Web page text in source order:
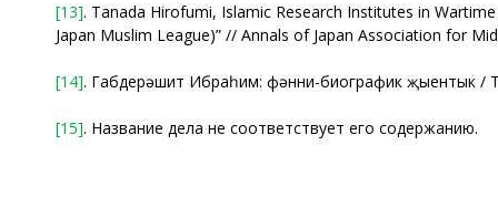
[13]. Tanada Hirofumi, Islamic Research Institutes in
Japan Muslim League)” // Annals of Japan Association for
[14]. Габдерәшит Ибраһим: фәнни-биографик җыентык /
[15]. Название дела не соответствует его содержанию.